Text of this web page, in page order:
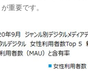
重要です。